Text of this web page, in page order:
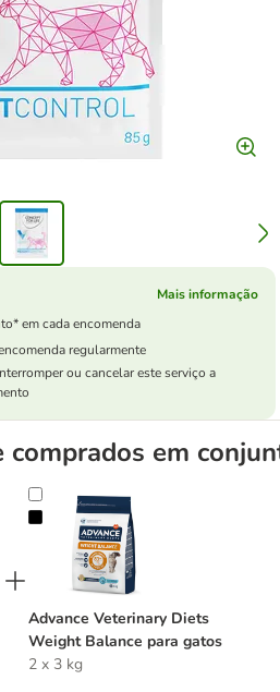
Mais informação
em cada encomenda
regularmente
ou cancelar este serviço a
comprados em
Weight Control em saquetas para
Advance Veterinary Diets Weight
Advance Veterinary Diets
Weight Balance para gatos
2 x 3 kg